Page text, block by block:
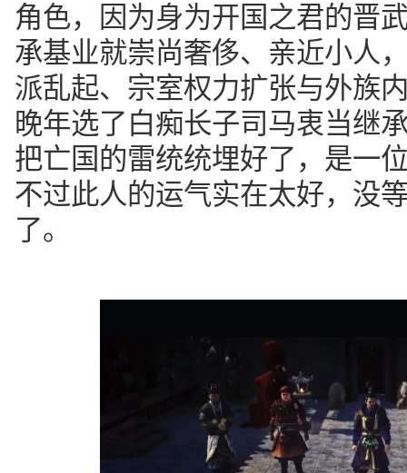
角色，因为身为开国之君的晋
承基业就崇尚奢侈、亲近小人
派乱起、宗室权力扩张与外族
晚年选了白痴长子司马衷当继
把亡国的雷统统埋好了，是一
不过此人的运气实在太好，没
了。